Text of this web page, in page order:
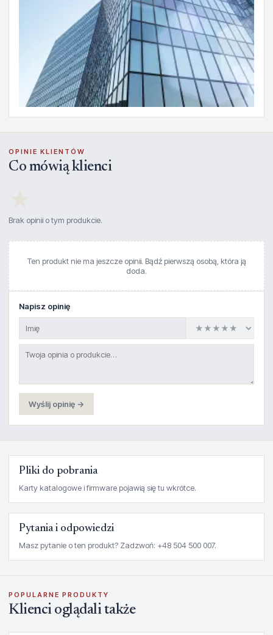
OPINIE KLIENTÓW
Co mówią klienci
Brak opinii o tym produkcie.
Ten produkt nie ma jeszcze opinii. Bądź pierwszą osobą, która ją
doda.
Napisz opinię
Wyślij opinię →
Pliki do pobrania
Karty katalogowe i firmware pojawią się tu wkrótce.
Pytania i odpowiedzi
Masz pytanie o ten produkt? Zadzwoń: +48 504 500 007.
POPULARNE PRODUKTY
Klienci oglądali także